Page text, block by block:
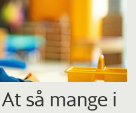
så mange i